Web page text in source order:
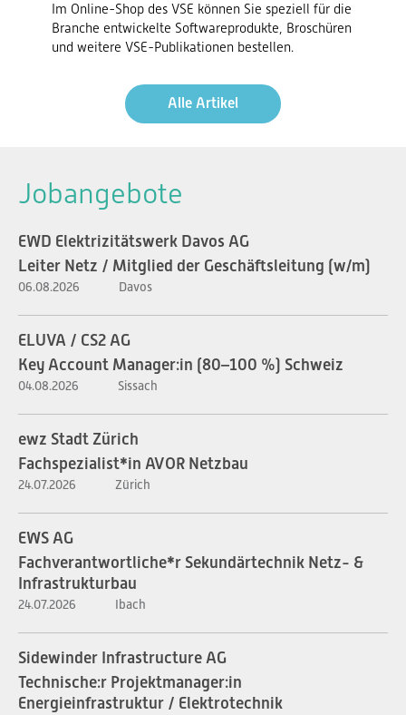
Im Online-Shop des VSE können Sie speziell für die
Branche entwickelte Softwareprodukte, Broschüren
und weitere VSE-Publikationen bestellen.
Alle Artikel
Jobangebote
EWD Elektrizitätswerk Davos AG
Leiter Netz / Mitglied der Geschäftsleitung (w/m)
06.08.2026 Davos
ELUVA / CS2 AG
Key Account Manager:in (80–100 %) Schweiz
04.08.2026 Sissach
ewz Stadt Zürich
Fachspezialist*in AVOR Netzbau
24.07.2026 Zürich
EWS AG
Fachverantwortliche*r Sekundärtechnik Netz- &
Infrastrukturbau
24.07.2026 Ibach
Sidewinder Infrastructure AG
Technische:r Projektmanager:in
Energieinfrastruktur / Elektrotechnik